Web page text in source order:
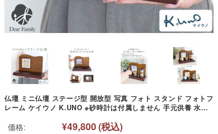
仏壇 ミニ仏壇 ステージ型 開放型 写真 フォト スタンド フォトフ
レーム ケイウノ K.UNO ※砂時計は付属しません 手元供養 水子
製 ウッド ステージ 小さい コンパクト ミニ 小さい 台
価格: ¥49,800(税込)